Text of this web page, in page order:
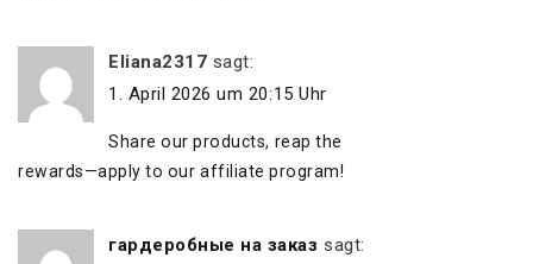
Eliana2317 sagt:
1. April 2026 um 20:15 Uhr
Share our products, reap the
rewards—apply to our affiliate program!
гардеробные на заказ sagt: